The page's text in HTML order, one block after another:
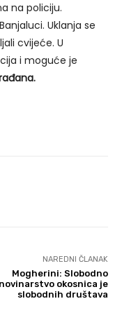
na policiju.
Uklanja se
cvijeće. U
i moguće je
NAREDNI ČLANAK
Mogherini: Slobodno
novinarstvo okosnica je
slobodnih društava